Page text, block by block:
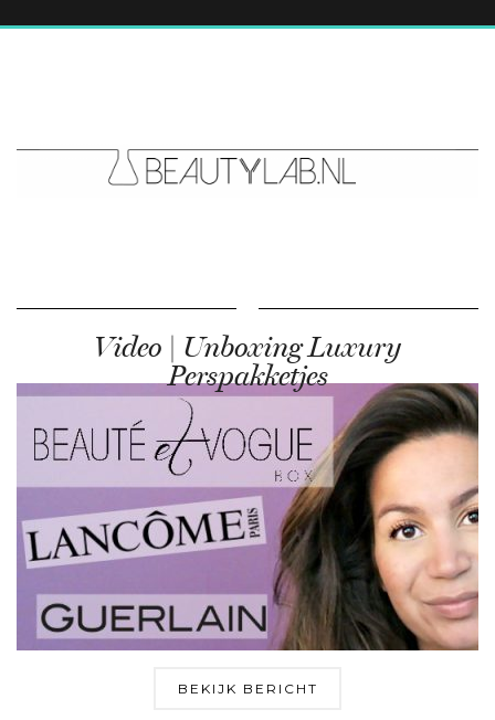
Video | Unboxing Luxury
Perspakketjes
BEKIJK BERICHT